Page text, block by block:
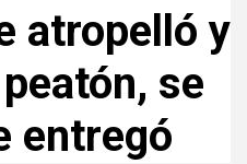
atropelló y
se
entregó